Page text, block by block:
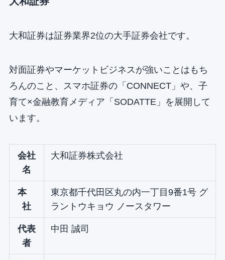
大和証券は証券業界2位の大手証券会社です。
対面証券やマーケットビジネスが強いことはもち
ろんのこと、スマホ証券の「CONNECT」や、子
育て×金融教育メディア「SODATTE」を展開して
います。
会社
名
大和証券株式会社
本
社
東京都千代田区丸の内一丁目9番1号 グ
ラントウキョウ ノースタワー
代表
者
中田 誠司